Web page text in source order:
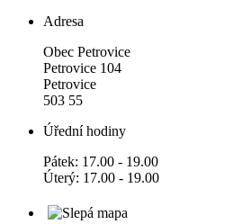
Adresa
Obec Petrovice
Petrovice 104
Petrovice
503 55
Úřední hodiny
Pátek: 17.00 - 19.00
Úterý: 17.00 - 19.00